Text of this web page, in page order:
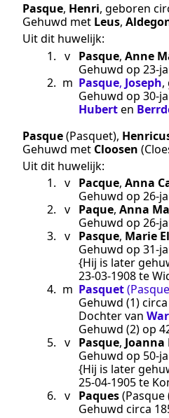
Pasque, Henri, geboren
Gehuwd met Leus,
Uit dit huwelijk:
1. v Pasque, Anne
Gehuwd op 23-
2. m Pasque, Joseph,
Gehuwd op 30-
Huberten
Pasque(Pasquet),
Gehuwd met Cloosen
Uit dit huwelijk:
1. v Pacque, Anna
Gehuwd op 26-
2. v Paque, Anna
Gehuwd op 26-
3. v Pasque, Marie
Gehuwd op 31-
{Hij is later
23‑03‑1908te
4. m Pasquet
Gehuwd (1)
Dochter van
Gehuwd (2) op
5. v Pasque,
Gehuwd op 50-
{Hij is later
25‑04‑1905te
6. v Paques(Pasque
Gehuwd circa